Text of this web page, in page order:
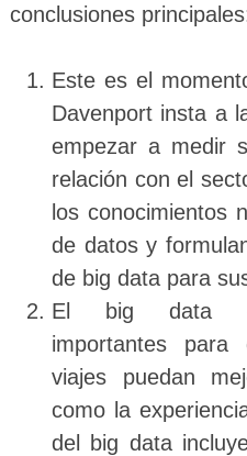
conclusiones
Este es el
Davenport insta a
empezar a medir
relación con el
los conocimientos
de datos y
de big data para
El big data
importantes
viajes puedan
como la
del big data